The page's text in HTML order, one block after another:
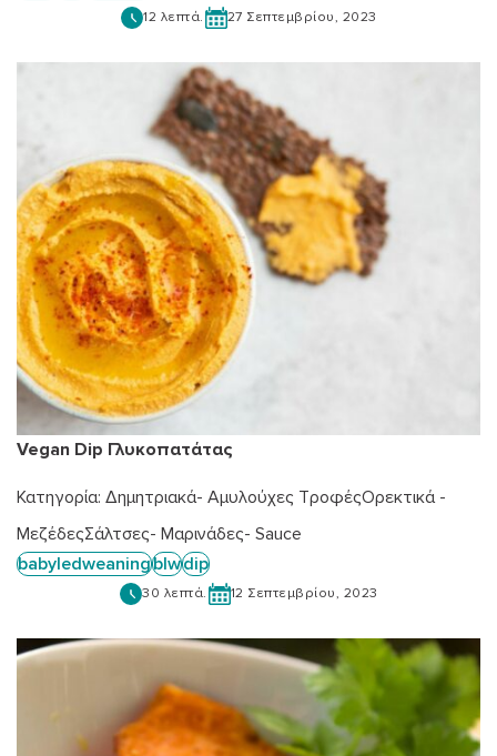
12 λεπτά. 27 Σεπτεμβρίου, 2023
Vegan Dip Γλυκοπατάτας
Κατηγορία: Δημητριακά- Αμυλούχες ΤροφέςΟρεκτικά -
ΜεζέδεςΣάλτσες- Μαρινάδες- Sauce
babyledweaningblwdip
30 λεπτά. 12 Σεπτεμβρίου, 2023